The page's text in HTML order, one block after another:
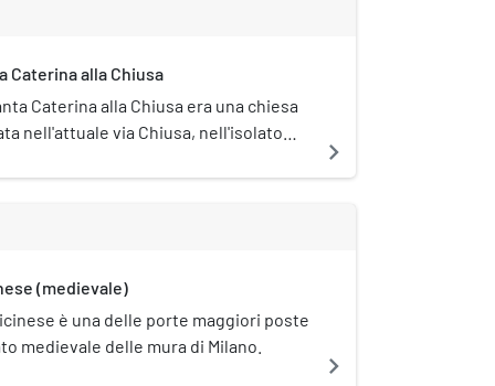
Caterina alla Chiusa
Caterina alla Chiusa era una chiesa
nell'attuale via Chiusa, nell'isolato
nel 1826.
navigate_next
(medievale)
è una delle porte maggiori poste
medievale delle mura di Milano.
navigate_next